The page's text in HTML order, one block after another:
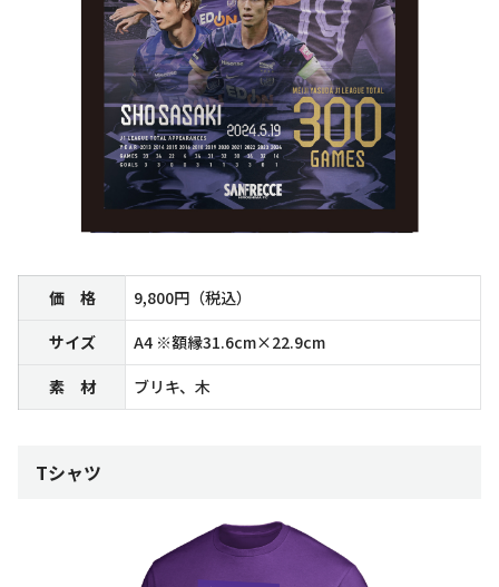
価 格
9,800円（税込）
サイズ
A4 ※額縁31.6cm×22.9cm
素 材
ブリキ、木
Tシャツ